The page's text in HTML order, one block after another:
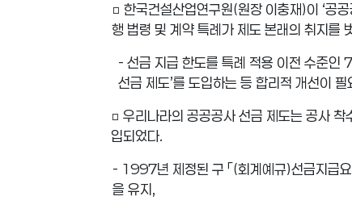
□ 한국건설산업연구원(원장 이충재)이 ‘공
행 법령 및 계약 특례가 제도 본래의 취지를
- 선금 지급 한도를 특례 적용 이전 수준인
선금 제도’를 도입하는 등 합리적 개선이
□ 우리나라의 공공공사 선금 제도는 공사
입되었다.
- 1997년 제정된 구 「(회계예규)선금지급
을 유지 ,